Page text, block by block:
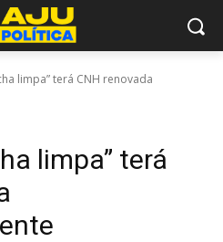
limpa” terá CNH renovada
limpa” terá